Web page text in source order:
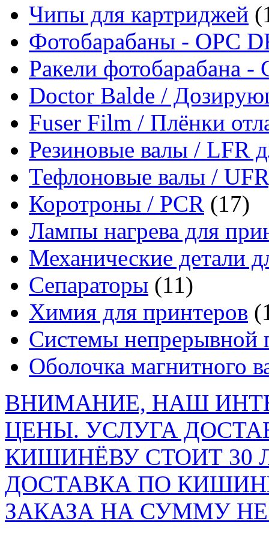
Чипы для картриджей
Фотобарабаны - OPC
Ракели фотобарабана -
Doctor Balde /
Fuser Film / Плёнки
Резиновые валы / LFR
Тефлоновые валы /
Коротроны / PCR (17)
Лампы нагрева для
Механические детали
Сепараторы (11)
Химия для принтеров
Системы
Оболочка магнитного
ВНИМАНИЕ, НАШ
ЦЕНЫ. УСЛУГА
КИШИНЁВУ СТОИТ 30
ДОСТАВКА ПО
ЗАКАЗА НА СУММУ НЕ